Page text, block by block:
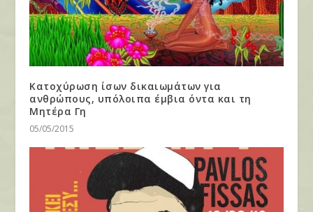
Κατοχύρωση ίσων δικαιωμάτων για
ανθρώπους, υπόλοιπα έμβια όντα και τη
Μητέρα Γη
05/05/2015